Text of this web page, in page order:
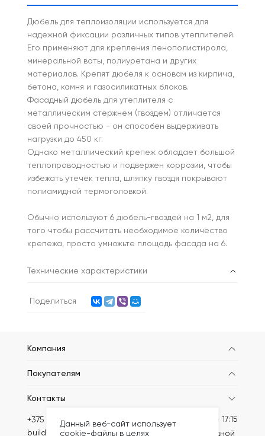
Дюбель для теплоизоляции используется для
надежной фиксации различных типов утеплителей.
Его применяют для крепления пенополистирола,
минеральной ваты, полиуретана и других
материалов. Крепят дюбеля к основам из кирпича,
бетона, камня и газосиликатных блоков.
Фасадный дюбель для утеплителя с
металлическим стержнем (гвоздем) отличается
своей прочностью - он способен выдерживать
нагрузки до 450 кг.
Однако металлический крепеж обладает большой
теплопроводностью и подвержен коррозии, чтобы
избежать утечек тепла, шляпку гвоздя покрывают
полиамидной термоголовкой.
Обычно используют 6 дюбель-гвоздей на 1 м2, для
того чтобы рассчитать необходимое количество
крепежа, просто умножьте площадь фасада на 6.
Технические характеристики
Поделиться
Компания
Покупателям
Контакты
+375 (44) 749-20-46
build@kronex-company.by
Пн-Пт: 8:30 - 17:15
Сб-вс: выходной
Данный веб-сайт использует
cookie-файлы в целях